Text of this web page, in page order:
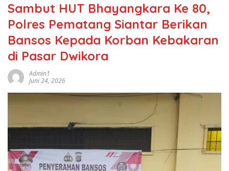
Sambut HUT Bhayangkara Ke 80,
Polres Pematang Siantar Berikan
Bansos Kepada Korban Kebakaran
di Pasar Dwikora
Admin1
Juni 24, 2026